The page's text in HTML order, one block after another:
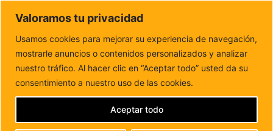
Valoramos tu privacidad
Usamos cookies para mejorar su experiencia de navegación,
mostrarle anuncios o contenidos personalizados y analizar
nuestro tráfico. Al hacer clic en “Aceptar todo” usted da su
consentimiento a nuestro uso de las cookies.
Aceptar todo
DUNAS FM
Tu informacion de forma cercana
Inicio POLÍTICA
Los candidatos socialistas de Puerto del
Rosario, Cabildo y Parlamento coordinan la...
LOS CANDIDATOS
SOCIALISTAS DE